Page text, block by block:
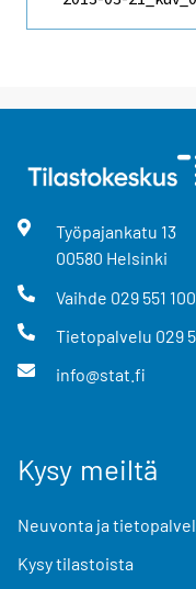
Työpajankatu 13
00580 Helsinki
Vaihde 029 551
Tietopalvelu 029
info@stat.fi
Kysy meiltä
Neuvonta ja
Kysy tilastoista